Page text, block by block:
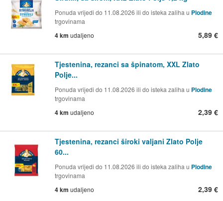
Ponuda vrijedi do 11.08.2026 ili do isteka zaliha u Plodine
trgovinama
4 km udaljeno 5,89 €
Tjestenina, rezanci sa špinatom, XXL Zlato
Polje...
Ponuda vrijedi do 11.08.2026 ili do isteka zaliha u Plodine
trgovinama
4 km udaljeno 2,39 €
Tjestenina, rezanci široki valjani Zlato Polje
60...
Ponuda vrijedi do 11.08.2026 ili do isteka zaliha u Plodine
trgovinama
4 km udaljeno 2,39 €